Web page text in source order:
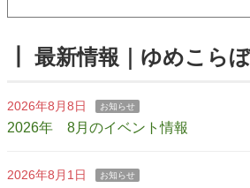
┃ 最新情報｜ゆめこらぼ
2026年8月8日 お知らせ
2026年 8月のイベント情報
2026年8月1日 お知らせ